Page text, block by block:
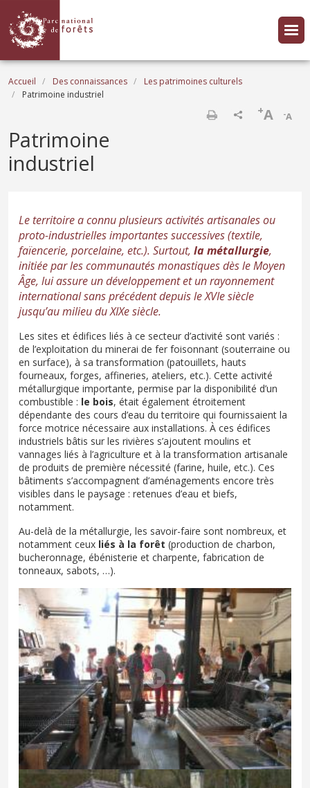
Fil d'Ariane
Accueil Des connaissances
Les patrimoines culturels
Patrimoine industriel
-A
+A
Patrimoine
industriel
Le territoire a connu plusieurs activités artisanales ou
proto-industrielles importantes successives (textile,
faïencerie, porcelaine, etc.). Surtout, la métallurgie,
initiée par les communautés monastiques dès le Moyen
Âge, lui assure un développement et un rayonnement
international sans précédent depuis le XVIe siècle
jusqu’au milieu du XIXe siècle.
Les sites et édifices liés à ce secteur d’activité sont variés :
de l’exploitation du minerai de fer foisonnant (souterraine ou
en surface), à sa transformation (patouillets, hauts
fourneaux, forges, affineries, ateliers, etc.). Cette activité
métallurgique importante, permise par la disponibilité d’un
combustible : le bois, était également étroitement
dépendante des cours d’eau du territoire qui fournissaient la
force motrice nécessaire aux installations. À ces édifices
industriels bâtis sur les rivières s’ajoutent moulins et
vannages liés à l’agriculture et à la transformation artisanale
de produits de première nécessité (farine, huile, etc.). Ces
bâtiments s’accompagnent d’aménagements encore très
visibles dans le paysage : retenues d’eau et biefs,
notamment.
Au-delà de la métallurgie, les savoir-faire sont nombreux, et
notamment ceux liés à la forêt (production de charbon,
bucheronnage, ébénisterie et charpente, fabrication de
tonneaux, sabots, …).